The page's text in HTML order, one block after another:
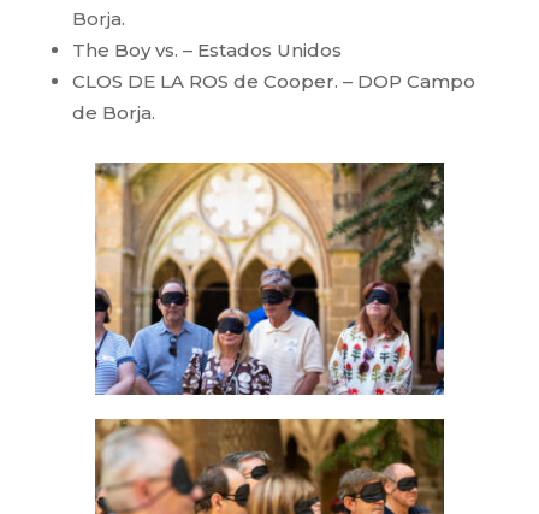
Borja.
The Boy vs. – Estados Unidos
CLOS DE LA ROS de Cooper. – DOP Campo
de Borja.